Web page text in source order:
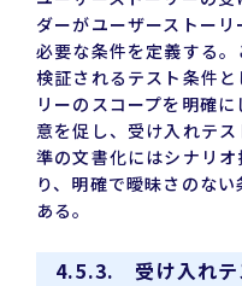
ダーがユーザーストー
必要な条件を定義する
検証されるテスト条件
リーのスコープを明確
意を促し、受け入れテ
準の文書化にはシナリ
り、明確で曖昧さのな
ある。
4.5.3. 受け入れテ